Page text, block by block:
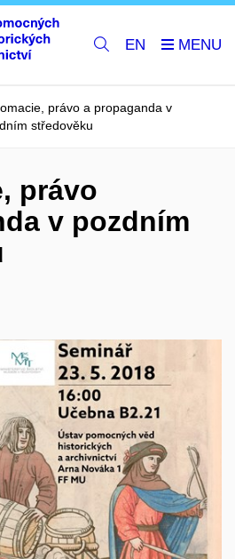
EN
právo a propaganda v
středověku
právo
v pozdním